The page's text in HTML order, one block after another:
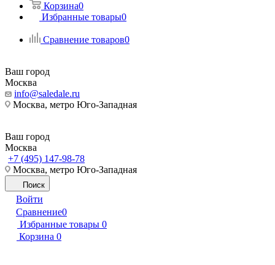
Корзина0
Избранные товары0
Сравнение товаров0
Ваш город
Москва
info@saledale.ru
Москва, метро Юго-Западная
Ваш город
Москва
+7 (495) 147-98-78
Москва, метро Юго-Западная
Поиск
Войти
Сравнение0
Избранные товары 0
Корзина 0